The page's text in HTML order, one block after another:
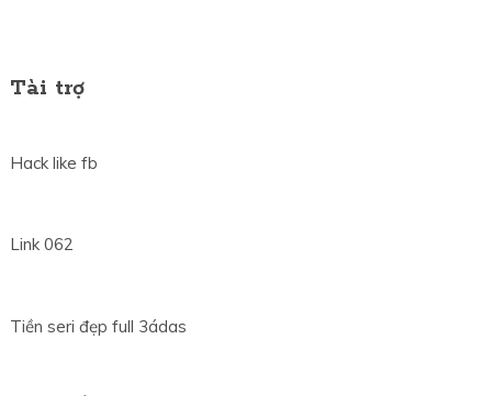
Tài trợ
Hack like fb
Link 062
Tiền seri đẹp full 3ádas